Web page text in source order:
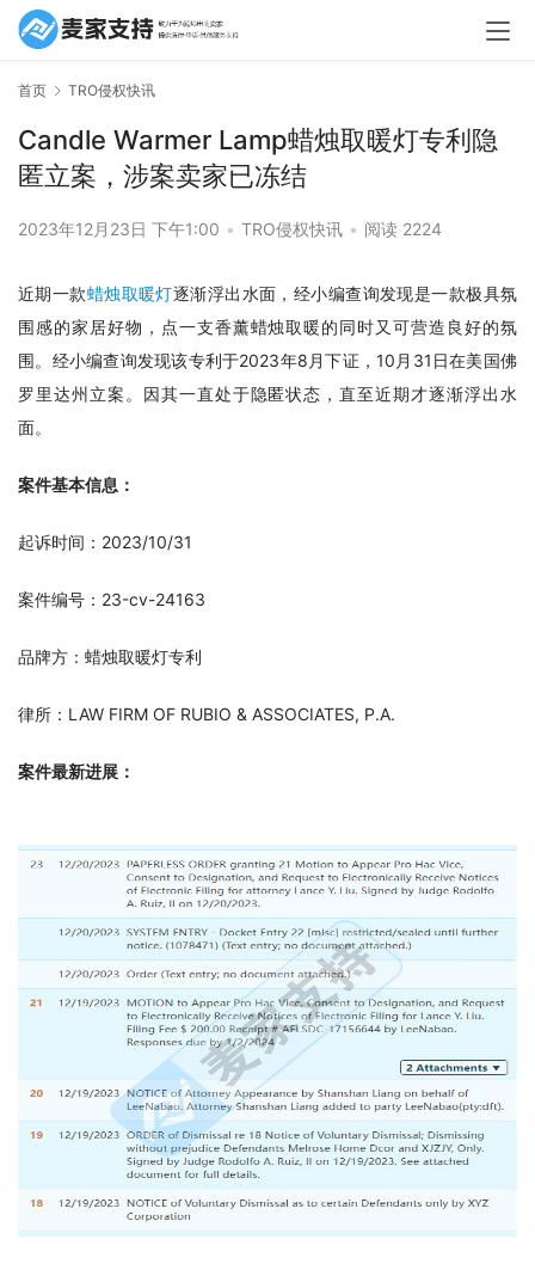
首页 TRO侵权快讯
Candle Warmer Lamp蜡烛取暖灯专利隐
匿立案，涉案卖家已冻结
2023年12月23日 下午1:00 • TRO侵权快讯 • 阅读 2224
近期一款蜡烛取暖灯逐渐浮出水面，经小编查询发现是一款极具氛
围感的家居好物，点一支香薰蜡烛取暖的同时又可营造良好的氛
围。经小编查询发现该专利于2023年8月下证，10月31日在美国佛
罗里达州立案。因其一直处于隐匿状态，直至近期才逐渐浮出水
面。
案件基本信息：
起诉时间：2023/10/31
案件编号：23-cv-24163
品牌方：蜡烛取暖灯专利
律所：LAW FIRM OF RUBIO & ASSOCIATES, P.A.
案件最新进展：